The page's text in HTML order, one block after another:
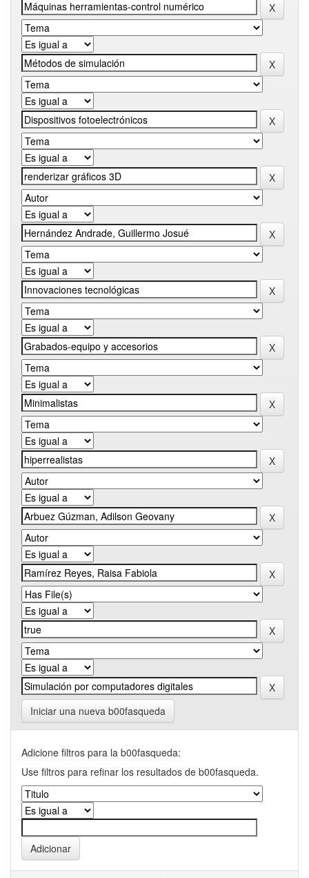
Iniciar una nueva b00fasqueda
Adicione filtros para la b00fasqueda:
Use filtros para refinar los resultados de b00fasqueda.